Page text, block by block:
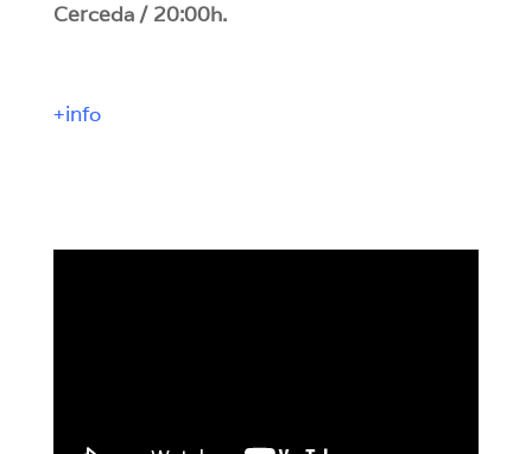
Cerceda / 20:00h.
+info